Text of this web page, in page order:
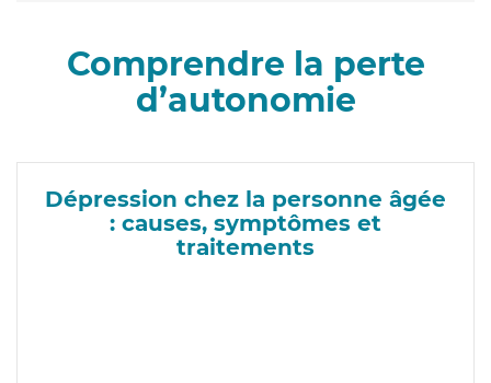
Comprendre la perte
d’autonomie
Dépression chez la personne âgée
: causes, symptômes et
traitements